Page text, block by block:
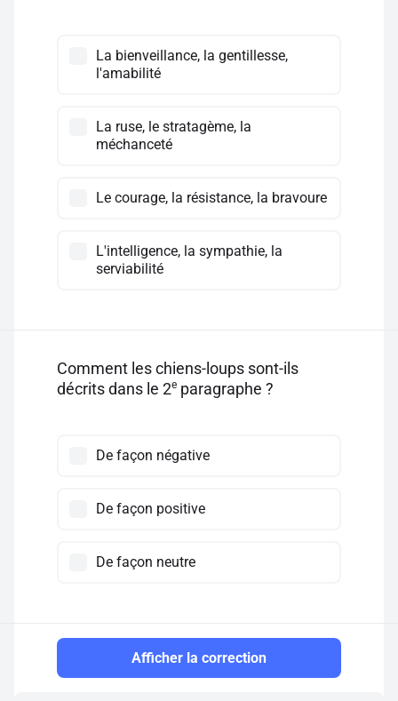
La bienveillance, la gentillesse,
l'amabilité
La ruse, le stratagème, la
méchanceté
Le courage, la résistance, la bravoure
L'intelligence, la sympathie, la
serviabilité
Comment les chiens-loups sont-ils
décrits dans le 2e paragraphe ?
De façon négative
De façon positive
De façon neutre
Afficher la correction